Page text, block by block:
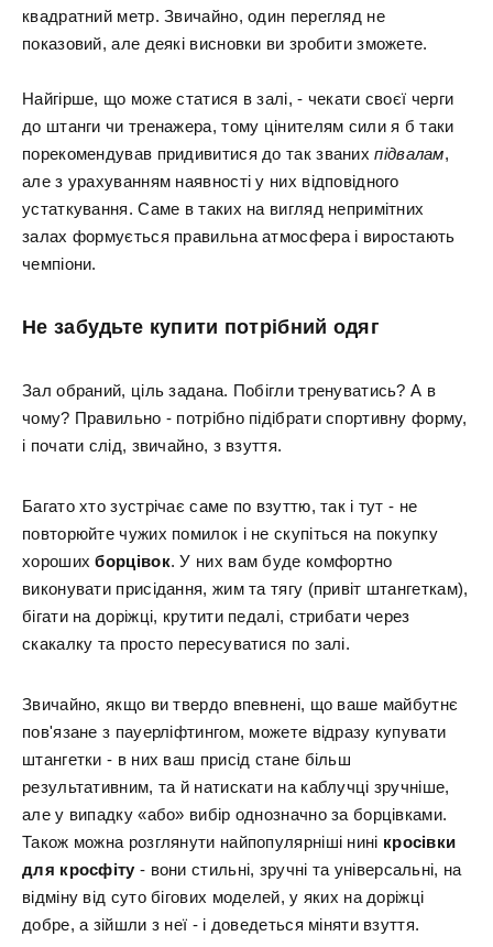
квадратний метр. Звичайно, один перегляд не
показовий, але деякі висновки ви зробити зможете.
Найгірше, що може статися в залі, - чекати своєї черги
до штанги чи тренажера, тому цінителям сили я б таки
порекомендував придивитися до так званихпідвалам,
але з урахуванням наявності у них відповідного
устаткування. Саме в таких на вигляд непримітних
залах формується правильна атмосфера і виростають
чемпіони.
Не забудьте купити потрібний одяг
Зал обраний, ціль задана. Побігли тренуватись? А в
чому? Правильно - потрібно підібрати спортивну форму,
і почати слід, звичайно, з взуття.
Багато хто зустрічає саме по взуттю, так і тут - не
повторюйте чужих помилок і не скупіться на покупку
хороших борцівок. У них вам буде комфортно
виконувати присідання, жим та тягу (привіт штангеткам),
бігати на доріжці, крутити педалі, стрибати через
скакалку та просто пересуватися по залі.
Звичайно, якщо ви твердо впевнені, що ваше майбутнє
пов'язане з пауерліфтингом, можете відразу купувати
штангетки - в них ваш присід стане більш
результативним, та й натискати на каблучці зручніше,
але у випадку «або» вибір однозначно за борцівками.
Також можна розглянути найпопулярніші нині кросівки
для кросфіту - вони стильні, зручні та універсальні, на
відміну від суто бігових моделей, у яких на доріжці
добре, а зійшли з неї - і доведеться міняти взуття.